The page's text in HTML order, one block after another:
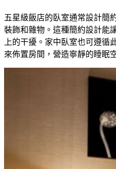
五星級飯店的臥室通常設計簡
裝飾和雜物。這種簡約設計能
上的干擾。家中臥室也可遵循
來佈置房間，營造寧靜的睡眠